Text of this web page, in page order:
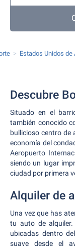
Estados Unidos de
Descubre
Situado en el
también conocido
bullicioso centro de
economía del
Aeropuerto
siendo un lugar
ciudad por primera
Alquiler de
Una vez que has
tu auto de
ubicadas dentro
suave desde el